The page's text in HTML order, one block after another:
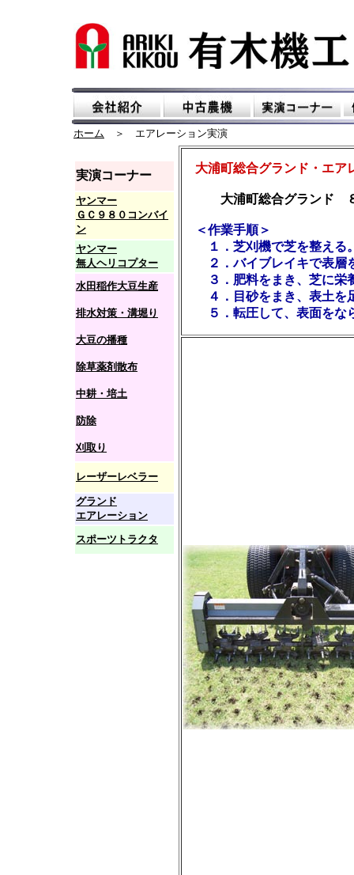
ホーム ＞ エアレーション実演
実演コーナー
ヤンマー
ＧＣ９８０コンバイ
ン
ヤンマー
無人ヘリコプター
水田稲作大豆生産
排水対策・溝堀り
大豆の播種
除草薬剤散布
中耕・培土
防除
刈取り
レーザーレベラー
グランド
エアレーション
スポーツトラクタ
大浦町総合グランド・エア
大浦町総合グランド ８
＜作業手順＞
１．芝刈機で芝を整える
２．バイブレイキで表層
３．肥料をまき、芝に栄
４．目砂をまき、表土を
５．転圧して、表面をな